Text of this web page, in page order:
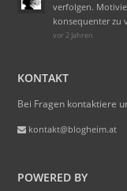
verfolgen.
konsequenter zu
vor 2 Jahren
KONTAKT
Bei Fragen kontaktiere
kontakt@blogheim.at
POWERED BY